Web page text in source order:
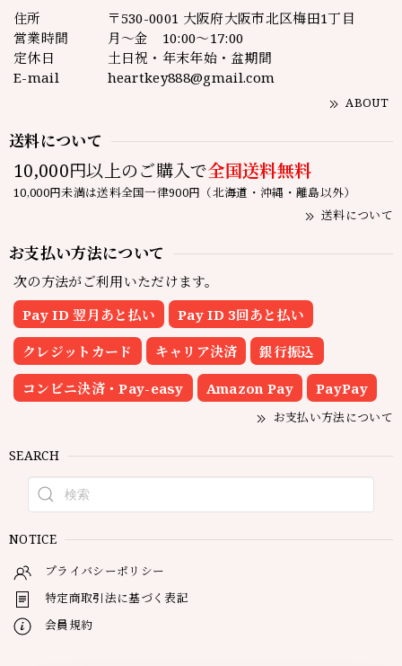
住所
〒530-0001 大阪府大阪市北区梅田1丁目
営業時間
月～金 10:00～17:00
定休日
土日祝・年末年始・盆期間
E-mail
heartkey888@gmail.com
ABOUT
送料について
10,000円以上のご購入で全国送料無料
10,000円未満は送料全国一律900円（北海道・沖縄・離島以外）
送料について
お支払い方法について
次の方法がご利用いただけます。
Pay ID 翌月あと払い
Pay ID 3回あと払い
クレジットカード キャリア決済 銀行振込
コンビニ決済・Pay-easy Amazon Pay PayPay
お支払い方法について
SEARCH
NOTICE
プライバシーポリシー
特定商取引法に基づく表記
会員規約